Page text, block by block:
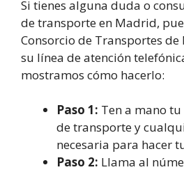
Si tienes alguna duda o
de transporte en Madrid,
Consorcio de Transportes
su línea de atención
mostramos cómo hacerlo:
Paso 1: Ten a mano
de transporte y
necesaria para hacer
Paso 2: Llama al